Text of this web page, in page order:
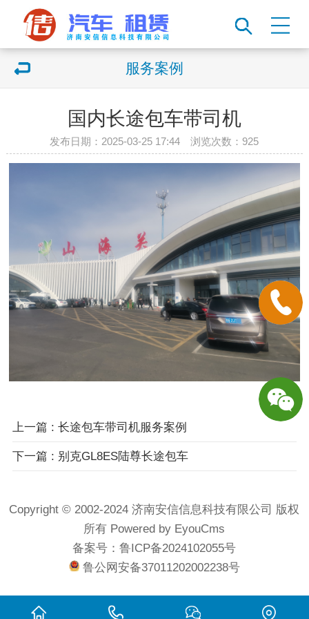
服务案例
国内长途包车带司机
发布日期：2025-03-25 17:44 浏览次数： 925
上一篇 : 长途包车带司机服务案例
下一篇 : 别克GL8ES陆尊长途包车
Copyright © 2002-2024 济南安信信息科技有限公司 版权
所有 Powered by EyouCms
备案号：鲁ICP备2024102055号
鲁公网安备37011202002238号